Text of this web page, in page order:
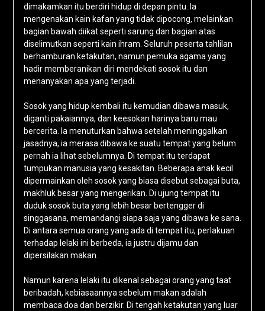
dimakamkan itu berdiri hidup di depan pintu. Ia
mengenakan kain kafan yang tidak dipocong, melainkan
bagian bawah diikat seperti sarung dan bagian atas
diselimutkan seperti kain ihram. Seluruh peserta tahlilan
berhamburan ketakutan, namun pemuka agama yang
hadir memberanikan diri mendekati sosok itu dan
menanyakan apa yang terjadi.
Sosok yang hidup kembali itu kemudian dibawa masuk,
diganti pakaiannya, dan keesokan harinya baru mau
bercerita. Ia menuturkan bahwa setelah meninggalkan
jasadnya, ia merasa dibawa ke suatu tempat yang belum
pernah ia lihat sebelumnya. Di tempat itu terdapat
tumpukan manusia yang kesakitan. Beberapa anak kecil
dipermainkan oleh sosok yang biasa disebut sebagai buta,
makhluk besar yang mengerikan. Di ujung tempat itu
duduk sosok buta yang lebih besar bertengger di
singgasana, memandangi siapa saja yang dibawa ke sana.
Di antara semua orang yang ada di tempat itu, perlakuan
terhadap lelaki ini berbeda, ia justru dijamu dan
dipersilakan makan.
Namun karena lelaki itu dikenal sebagai orang yang taat
beribadah, kebiasaannya sebelum makan adalah
membaca doa dan berzikir. Di tengah ketakutan yang luar